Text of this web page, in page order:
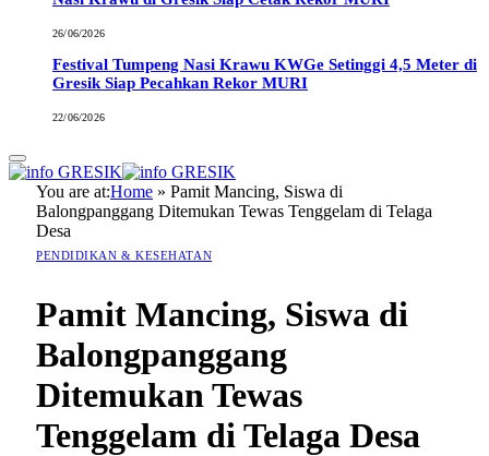
26/06/2026
Festival Tumpeng Nasi Krawu KWGe Setinggi 4,5 Meter di
Gresik Siap Pecahkan Rekor MURI
22/06/2026
You are at:Home » Pamit Mancing, Siswa di
Balongpanggang Ditemukan Tewas Tenggelam di Telaga
Desa
PENDIDIKAN & KESEHATAN
Pamit Mancing, Siswa di
Balongpanggang
Ditemukan Tewas
Tenggelam di Telaga Desa